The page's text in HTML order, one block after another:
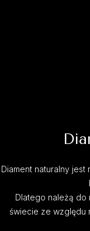
Diament naturalny
Dlatego należą do
świecie ze względu